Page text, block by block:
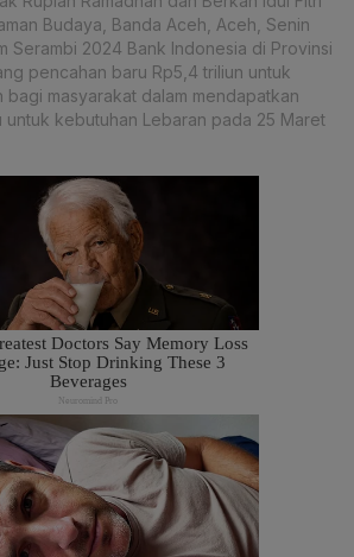
Budaya, Banda Aceh, Aceh, Senin
Serambi 2024 Bank Indonesia di Provinsi
pencahan baru Rp5,4 triliun untuk
bagi masyarakat dalam mendapatkan
untuk kebutuhan Lebaran pada 25 Maret